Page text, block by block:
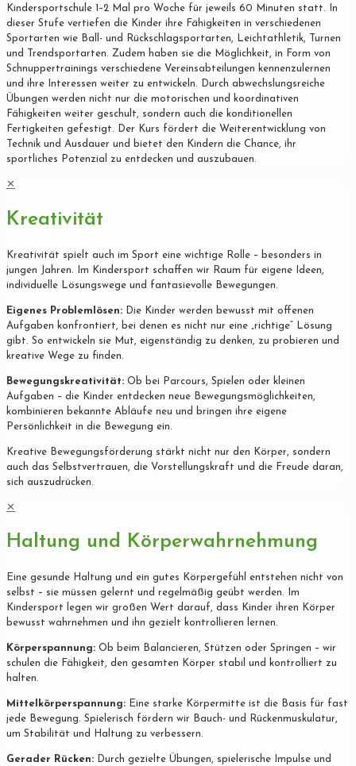
Kindersportschule 1–2 Mal pro Woche für jeweils 60 Minuten statt. In
dieser Stufe vertiefen die Kinder ihre Fähigkeiten in verschiedenen
Sportarten wie Ball- und Rückschlagsportarten, Leichtathletik, Turnen
und Trendsportarten. Zudem haben sie die Möglichkeit, in Form von
Schnuppertrainings verschiedene Vereinsabteilungen kennenzulernen
und ihre Interessen weiter zu entwickeln. Durch abwechslungsreiche
Übungen werden nicht nur die motorischen und koordinativen
Fähigkeiten weiter geschult, sondern auch die konditionellen
Fertigkeiten gefestigt. Der Kurs fördert die Weiterentwicklung von
Technik und Ausdauer und bietet den Kindern die Chance, ihr
sportliches Potenzial zu entdecken und auszubauen.
✕
Kreativität
Kreativität spielt auch im Sport eine wichtige Rolle – besonders in
jungen Jahren. Im Kindersport schaffen wir Raum für eigene Ideen,
individuelle Lösungswege und fantasievolle Bewegungen.
Eigenes Problemlösen: Die Kinder werden bewusst mit offenen
Aufgaben konfrontiert, bei denen es nicht nur eine „richtige“ Lösung
gibt. So entwickeln sie Mut, eigenständig zu denken, zu probieren und
kreative Wege zu finden.
Bewegungskreativität: Ob bei Parcours, Spielen oder kleinen
Aufgaben – die Kinder entdecken neue Bewegungsmöglichkeiten,
kombinieren bekannte Abläufe neu und bringen ihre eigene
Persönlichkeit in die Bewegung ein.
Kreative Bewegungsförderung stärkt nicht nur den Körper, sondern
auch das Selbstvertrauen, die Vorstellungskraft und die Freude daran,
sich auszudrücken.
✕
Haltung und Körperwahrnehmung
Eine gesunde Haltung und ein gutes Körpergefühl entstehen nicht von
selbst – sie müssen gelernt und regelmäßig geübt werden. Im
Kindersport legen wir großen Wert darauf, dass Kinder ihren Körper
bewusst wahrnehmen und ihn gezielt kontrollieren lernen.
Körperspannung: Ob beim Balancieren, Stützen oder Springen – wir
schulen die Fähigkeit, den gesamten Körper stabil und kontrolliert zu
halten.
Mittelkörperspannung: Eine starke Körpermitte ist die Basis für fast
jede Bewegung. Spielerisch fördern wir Bauch- und Rückenmuskulatur,
um Stabilität und Haltung zu verbessern.
Gerader Rücken: Durch gezielte Übungen, spielerische Impulse und